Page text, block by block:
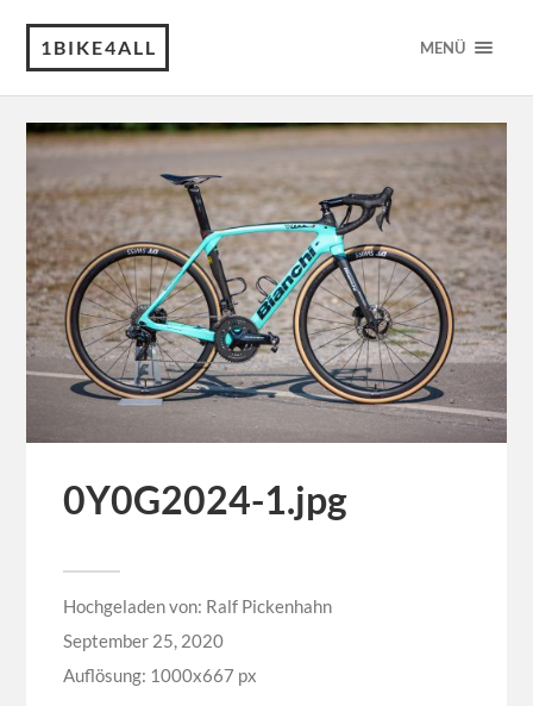
1BIKE4ALL MENÜ
0Y0G2024-1.jpg
Hochgeladen von: Ralf Pickenhahn
September 25, 2020
Auflösung: 1000x667 px